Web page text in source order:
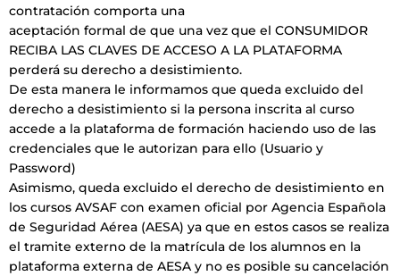
contratación comporta una
aceptación formal de que una vez que el CONSUMIDOR
RECIBA LAS CLAVES DE ACCESO A LA PLATAFORMA
perderá su derecho a desistimiento.
De esta manera le informamos que queda excluido del
derecho a desistimiento si la persona inscrita al curso
accede a la plataforma de formación haciendo uso de las
credenciales que le autorizan para ello (Usuario y
Password)
Asimismo, queda excluido el derecho de desistimiento en
los cursos AVSAF con examen oficial por Agencia Española
de Seguridad Aérea (AESA) ya que en estos casos se realiza
el tramite externo de la matrícula de los alumnos en la
plataforma externa de AESA y no es posible su cancelación